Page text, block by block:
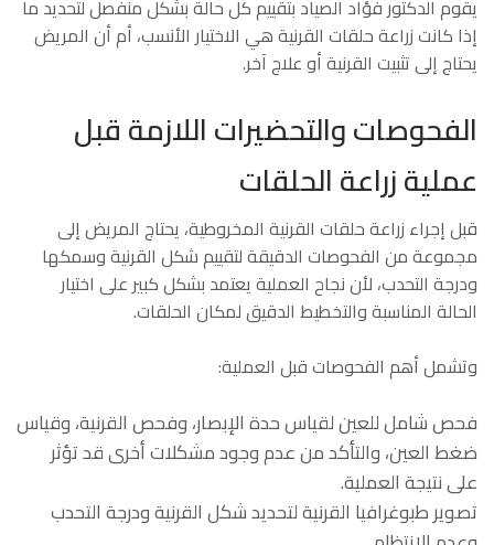
يقوم الدكتور فؤاد الصياد بتقييم كل حالة بشكل منفصل لتحديد ما
إذا كانت زراعة حلقات القرنية هي الاختيار الأنسب، أم أن المريض
يحتاج إلى تثبيت القرنية أو علاج آخر.
الفحوصات والتحضيرات اللازمة قبل
عملية زراعة الحلقات
قبل إجراء زراعة حلقات القرنية المخروطية، يحتاج المريض إلى
مجموعة من الفحوصات الدقيقة لتقييم شكل القرنية وسمكها
ودرجة التحدب، لأن نجاح العملية يعتمد بشكل كبير على اختيار
الحالة المناسبة والتخطيط الدقيق لمكان الحلقات.
وتشمل أهم الفحوصات قبل العملية:
فحص شامل للعين لقياس حدة الإبصار، وفحص القرنية، وقياس
ضغط العين، والتأكد من عدم وجود مشكلات أخرى قد تؤثر
على نتيجة العملية.
تصوير طبوغرافيا القرنية لتحديد شكل القرنية ودرجة التحدب